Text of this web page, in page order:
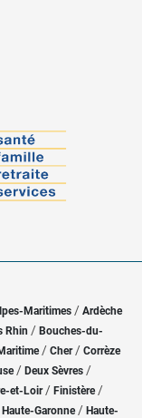
Maritimes / Ardèche
Rhin / Bouches-du-
/ Cher / Corrèze
/ Deux Sèvres /
et-Loir / Finistère/
Haute-Garonne/ Haute-